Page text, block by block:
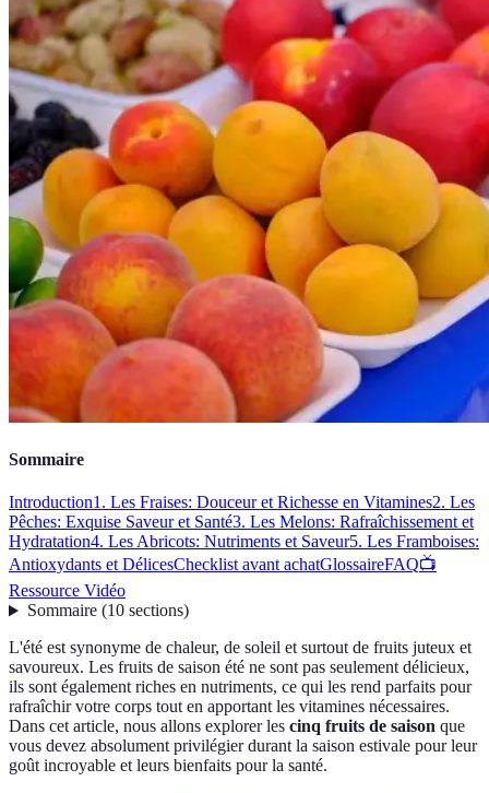
Sommaire
Introduction1. Les Fraises: Douceur et Richesse en Vitamines2. Les
Pêches: Exquise Saveur et Santé3. Les Melons: Rafraîchissement et
Hydratation4. Les Abricots: Nutriments et Saveur5. Les Framboises:
Antioxydants et DélicesChecklist avant achatGlossaireFAQ📺
Ressource Vidéo
Sommaire(10 sections)
L'été est synonyme de chaleur, de soleil et surtout de fruits juteux et
savoureux. Les fruits de saison été ne sont pas seulement délicieux,
ils sont également riches en nutriments, ce qui les rend parfaits pour
rafraîchir votre corps tout en apportant les vitamines nécessaires.
Dans cet article, nous allons explorer les cinq fruits de saison que
vous devez absolument privilégier durant la saison estivale pour leur
goût incroyable et leurs bienfaits pour la santé.